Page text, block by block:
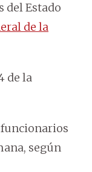
del Estado
de la
de la
funcionarios
según